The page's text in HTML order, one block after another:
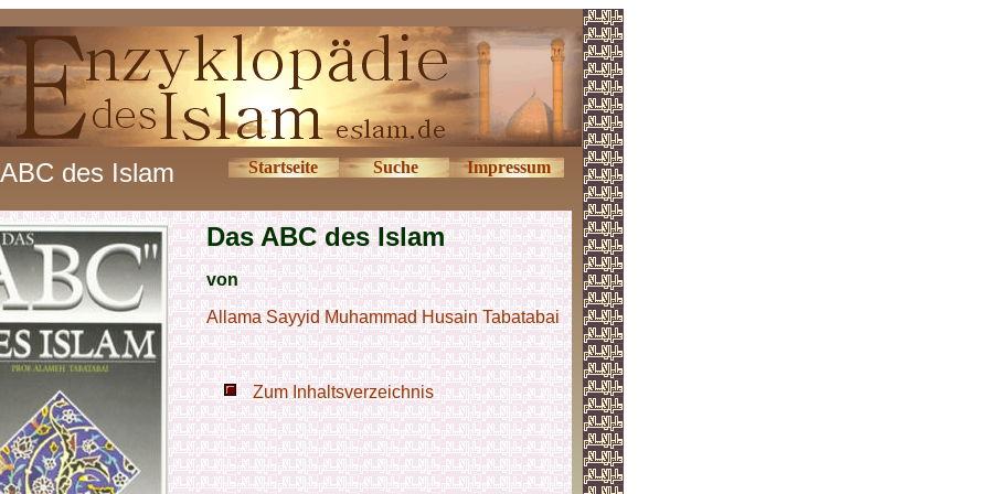
des Islam Startseite Suche Impressum
Das ABC des Islam
von
Allama Sayyid Muhammad Husain Tabatabai
Zum Inhaltsverzeichnis